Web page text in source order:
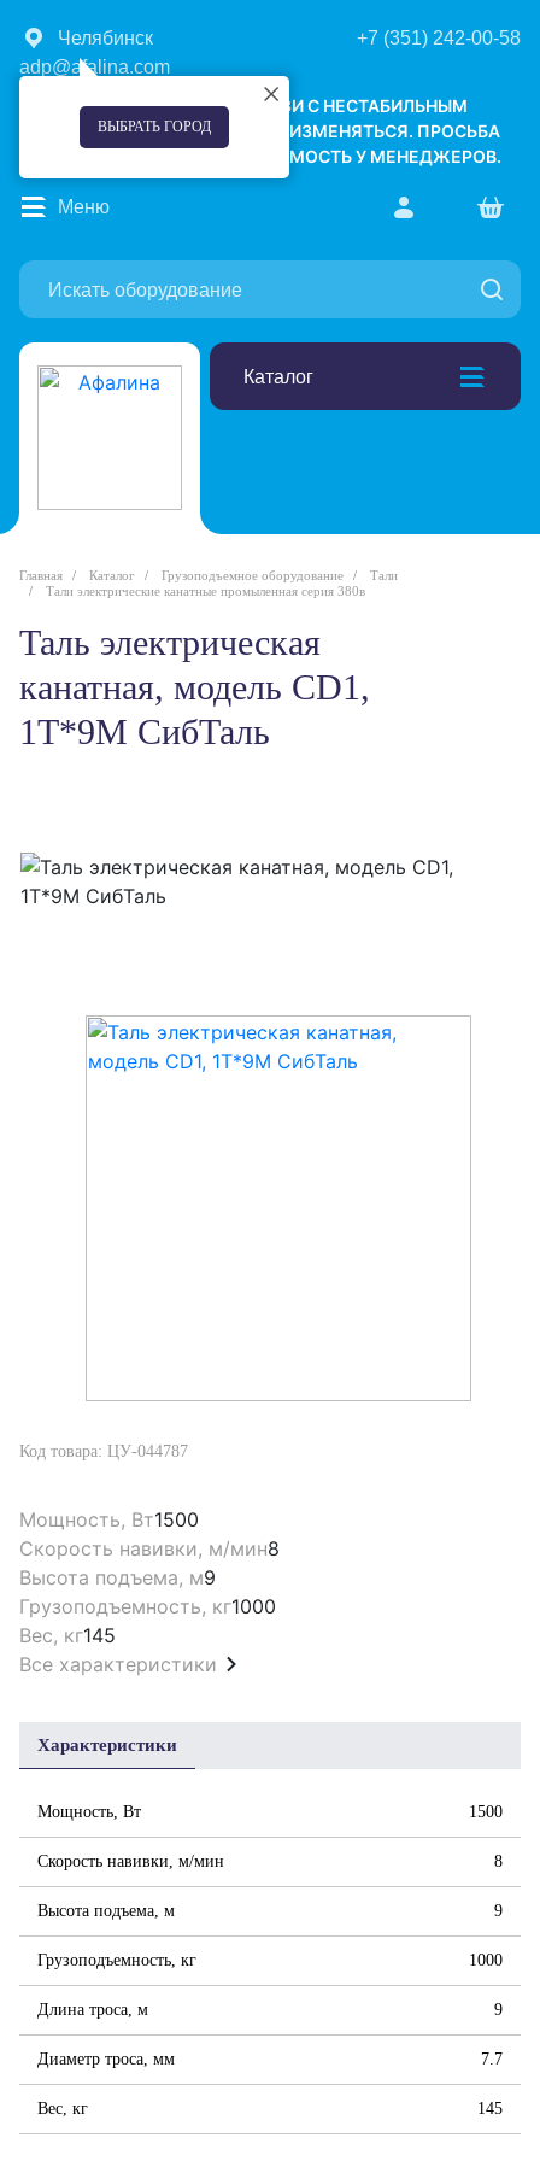
Челябинск
ВЫБРАТЬ ГОРОД
+7 (351) 242-00-58
adp@afalina.com
УВАЖАЕМЫЕ КЛИЕНТЫ! В СВЯЗИ С НЕСТАБИЛЬНЫМ
КУРСОМ ВАЛЮТ, ЦЕНЫ МОГУТ ИЗМЕНЯТЬСЯ. ПРОСЬБА
УТОЧНЯТЬ АКТУАЛЬНУЮ СТОИМОСТЬ У МЕНЕДЖЕРОВ.
Каталог
Меню
Главная Каталог Грузоподъемное оборудование
Тали
Тали электрические канатные промыленная серия 380в
Таль электрическая
канатная, модель CD1,
1Т*9М СибТаль
Код товара: ЦУ-044787
Мощность, Вт1500
Скорость навивки, м/мин8
Высота подъема, м9
Грузоподъемность, кг1000
Вес, кг145
Все характеристики
Характеристики
Мощность, Вт 1500
Скорость навивки, м/мин 8
Высота подъема, м 9
Грузоподъемность, кг 1000
Длина троса, м 9
Диаметр троса, мм 7.7
Вес, кг 145